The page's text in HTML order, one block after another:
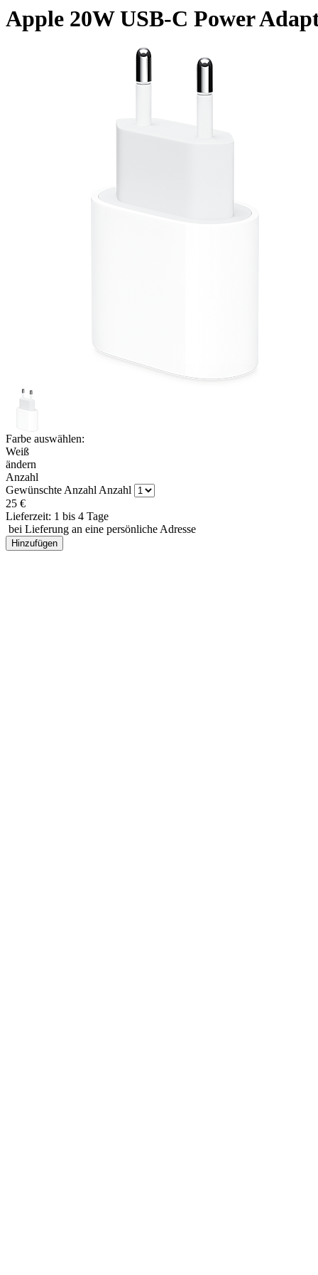
Apple 20W USB-C Power
Farbe auswählen:
Weiß
ändern
Anzahl
Gewünschte AnzahlAnzahl
25 €
Lieferzeit: 1 bis 4 Tage
bei Lieferung an eine persönliche Adresse
Hinzufügen